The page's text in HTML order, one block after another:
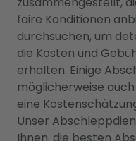
faire Konditionen
durchsuchen, um
die Kosten und
erhalten. Einige
möglicherweise
eine
Unser